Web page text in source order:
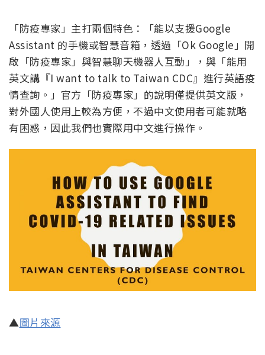
「防疫專家」主打兩個特色：「能以支援Google
Assistant 的手機或智慧音箱，透過「Ok Google」開
啟「防疫專家」與智慧聊天機器人互動」，與「能用
英文講『I want to talk to Taiwan CDC』進行英語疫
情查詢。」官方「防疫專家」的說明僅提供英文版，
對外國人使用上較為方便，不過中文使用者可能就略
有困惑，因此我們也實際用中文進行操作。
▲圖片來源